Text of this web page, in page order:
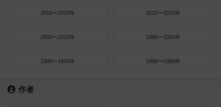
2016〜2018年 2010〜2015年
2000〜2010年 1990〜2000年
1980〜1990年 1950〜1980年
作者